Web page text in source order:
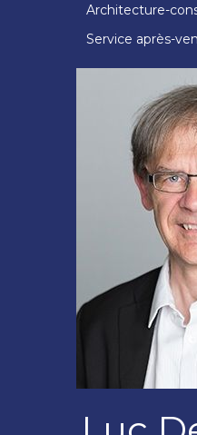
Architecture-
Service après-